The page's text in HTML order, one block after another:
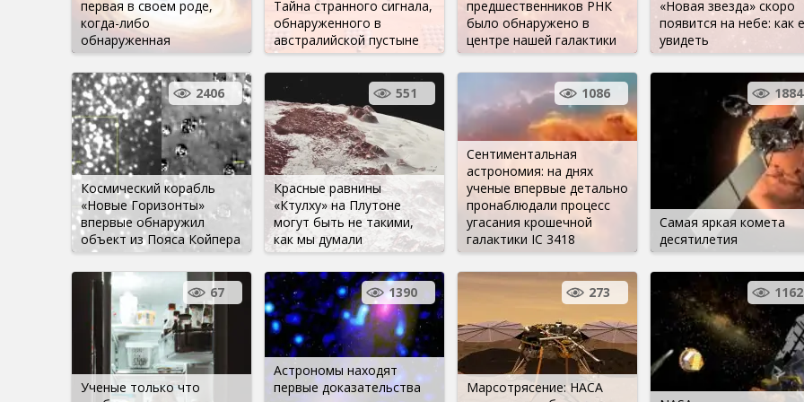
первая в своем роде,
когда-либо
обнаруженная
Тайна странного сигнала,
обнаруженного в
австралийской пустыне
предшественников РНК
было обнаружено в
центре нашей галактики
«Новая звезда» скоро
появится на небе: как
увидеть
Космический корабль
«Новые Горизонты»
впервые обнаружил
объект из Пояса Койпера
2406
Красные равнины
«Ктулху» на Плутоне
могут быть не такими,
как мы думали
551
Сентиментальная
астрономия: на днях
ученые впервые детально
пронаблюдали процесс
угасания крошечной
галактики IC 3418
1086
Самая яркая комета
десятилетия
1884
Ученые только что
67
Астрономы находят
первые доказательства
1390
Марсотрясение: НАСА
273 1162